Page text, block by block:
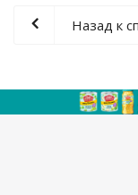
Назад к